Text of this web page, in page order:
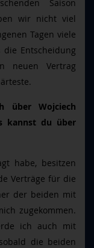
Saison
wir nicht viel
Tagen viele
Entscheidung
neuen Vertrag
über Wojciech
kannst du über
habe, besitzen
Verträge für die
der beiden mit
zugekommen.
ich auch mit
die beiden